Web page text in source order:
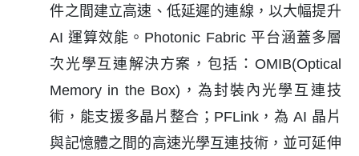
件之間建立高速、低延遲的連線，以大幅提升
AI 運算效能。Photonic Fabric 平台涵蓋多層
次光學互連解決方案，包括：OMIB(Optical
Memory in the Box)，為封裝內光學互連技
術，能支援多晶片整合；PFLink，為 AI 晶片
與記憶體之間的高速光學互連技術，並可延伸